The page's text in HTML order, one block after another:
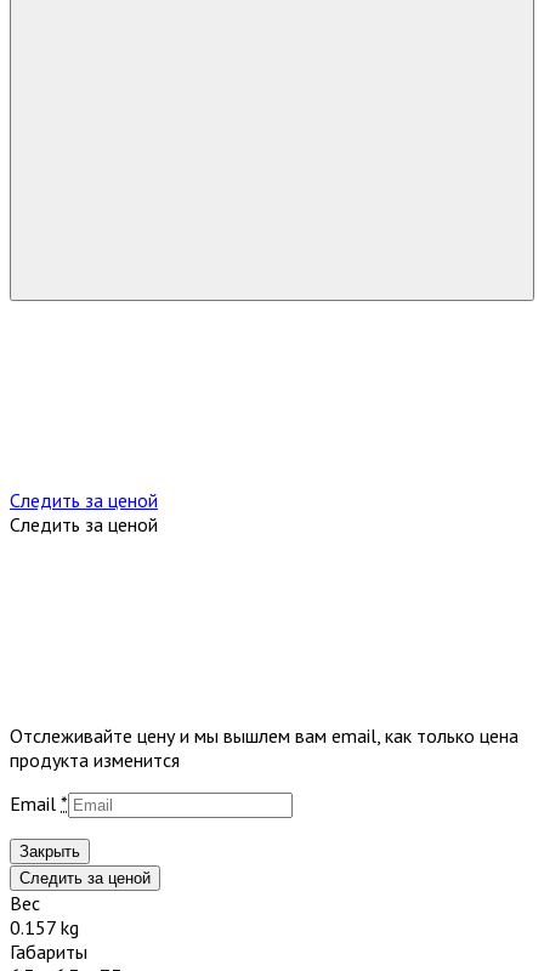
Следить за ценой
Следить за ценой
Отслеживайте цену и мы вышлем вам email, как только цена
продукта изменится
Email *
Закрыть
Следить за ценой
Вес
0.157 kg
Габариты